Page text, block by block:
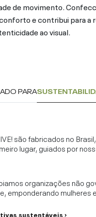
de movimento.
e contribui para a
ao visual.
PARA
são fabricados no
lugar, guiados por
organizações não
emponderando
sustentáveis ›